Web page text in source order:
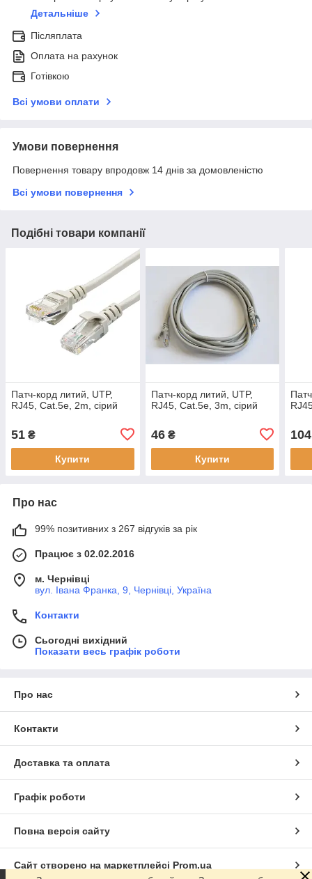
Детальніше
Післяплата
Оплата на рахунок
Готівкою
Всі умови оплати
Умови повернення
Повернення товару впродовж 14 днів за домовленістю
Всі умови повернення
Подібні товари компанії
Патч-корд литий, UTP,
RJ45, Cat.5e, 2m, сірий
51 ₴
Купити
Патч-корд литий, UTP,
RJ45, Cat.5e, 3m, сірий
46₴
Купити
104
Про нас
99% позитивних з 267 відгуків за рік
Працює з 02.02.2016
м. Чернівці
вул. Івана Франка, 9, Чернівці, Україна
Контакти
Сьогодні вихідний
Показати весь графік роботи
Про нас
Контакти
Доставка та оплата
Графік роботи
Повна версія сайту
Сайт створено на маркетплейсі Prom.ua